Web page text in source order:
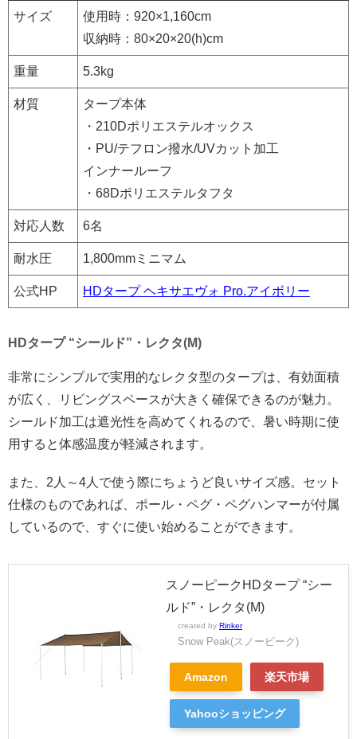
サイズ
使用時：920×1,160cm
収納時：80×20×20(h)cm
重量 5.3kg
材質
タープ本体
・210Dポリエステルオックス
・PU/テフロン撥水/UVカット加工
インナールーフ
・68Dポリエステルタフタ
対応人数 6名
耐水圧 1,800mmミニマム
公式HP HDタープ ヘキサエヴォ Pro.アイボリー
HDタープ “シールド”・レクタ(M)
非常にシンプルで実用的なレクタ型のタープは、有効面積
が広く、リビングスペースが大きく確保できるのが魅力。
シールド加工は遮光性を高めてくれるので、暑い時期に使
用すると体感温度が軽減されます。
また、2人～4人で使う際にちょうど良いサイズ感。セット
仕様のものであれば、ポール・ペグ・ペグハンマーが付属
しているので、すぐに使い始めることができます。
スノーピークHDタープ “シー
ルド”・レクタ(M)
created by Rinker
Snow Peak(スノーピーク)
Amazon 楽天市場
Yahooショッピング